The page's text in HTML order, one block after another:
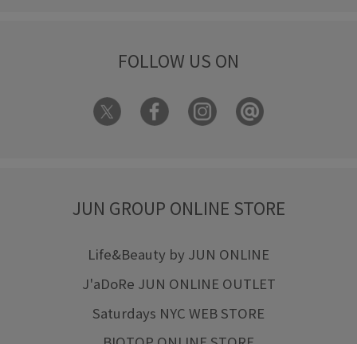
FOLLOW US ON
JUN GROUP ONLINE STORE
Life&Beauty by JUN ONLINE
J'aDoRe JUN ONLINE OUTLET
Saturdays NYC WEB STORE